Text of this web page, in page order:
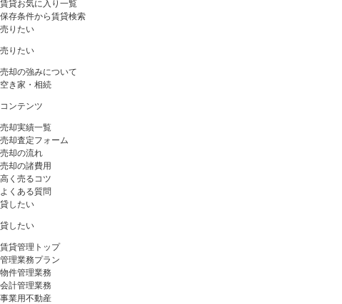
賃貸お気に入り一覧
保存条件から賃貸検索
売りたい
売りたい
売却の強みについて
空き家・相続
コンテンツ
売却実績一覧
売却査定フォーム
売却の流れ
売却の諸費用
高く売るコツ
よくある質問
貸したい
貸したい
賃貸管理トップ
管理業務プラン
物件管理業務
会計管理業務
事業用不動産